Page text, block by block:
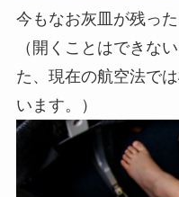
今もなお灰皿が残っ
（開くことはできな
た、現在の航空法で
います。）